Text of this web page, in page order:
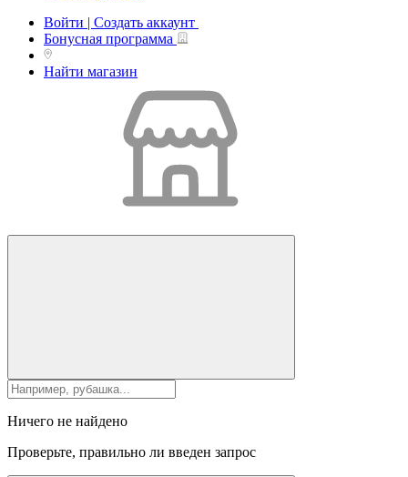
Войти | Создать аккаунт
Бонусная программа
Найти магазин
Ничего не найдено
Проверьте, правильно ли введен запрос